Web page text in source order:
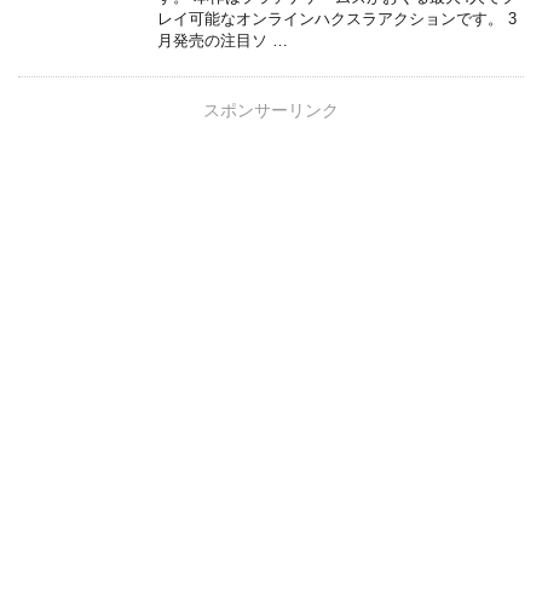
レイ可能なオンラインハクスラアクションです。 3
月発売の注目ソ …
スポンサーリンク